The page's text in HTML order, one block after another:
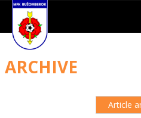
ARCHIVE
Article